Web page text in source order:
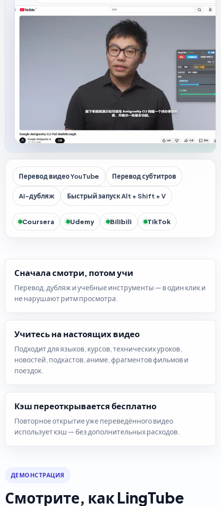
Перевод видео YouTube Перевод субтитров
AI-дубляж Быстрый запуск Alt + Shift + V
Coursera Udemy Bilibili TikTok
Сначала смотри, потом учи
Перевод, дубляж и учебные инструменты — в один клик и
не нарушают ритм просмотра.
Учитесь на настоящих видео
Подходит для языков, курсов, технических уроков,
новостей, подкастов, аниме, фрагментов фильмов и
поездок.
Кэш переоткрывается бесплатно
Повторное открытие уже переведённого видео
использует кэш — без дополнительных расходов.
ДЕМОНСТРАЦИЯ
Смотрите, как LingTube